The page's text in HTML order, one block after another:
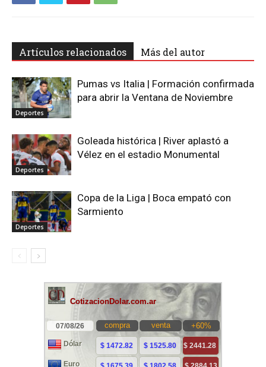
Artículos relacionados Más del autor
Deportes
Pumas vs Italia | Formación confirmada
para abrir la Ventana de Noviembre
Deportes
Goleada histórica | River aplastó a
Vélez en el estadio Monumental
Deportes
Copa de la Liga | Boca empató con
Sarmiento